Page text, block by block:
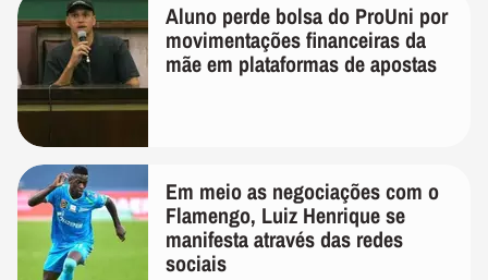
Aluno perde bolsa do ProUni por
movimentações financeiras da
mãe em plataformas de apostas
Em meio as negociações com o
Flamengo, Luiz Henrique se
manifesta através das redes
sociais